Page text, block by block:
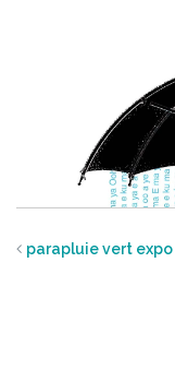
parapluie vert expo